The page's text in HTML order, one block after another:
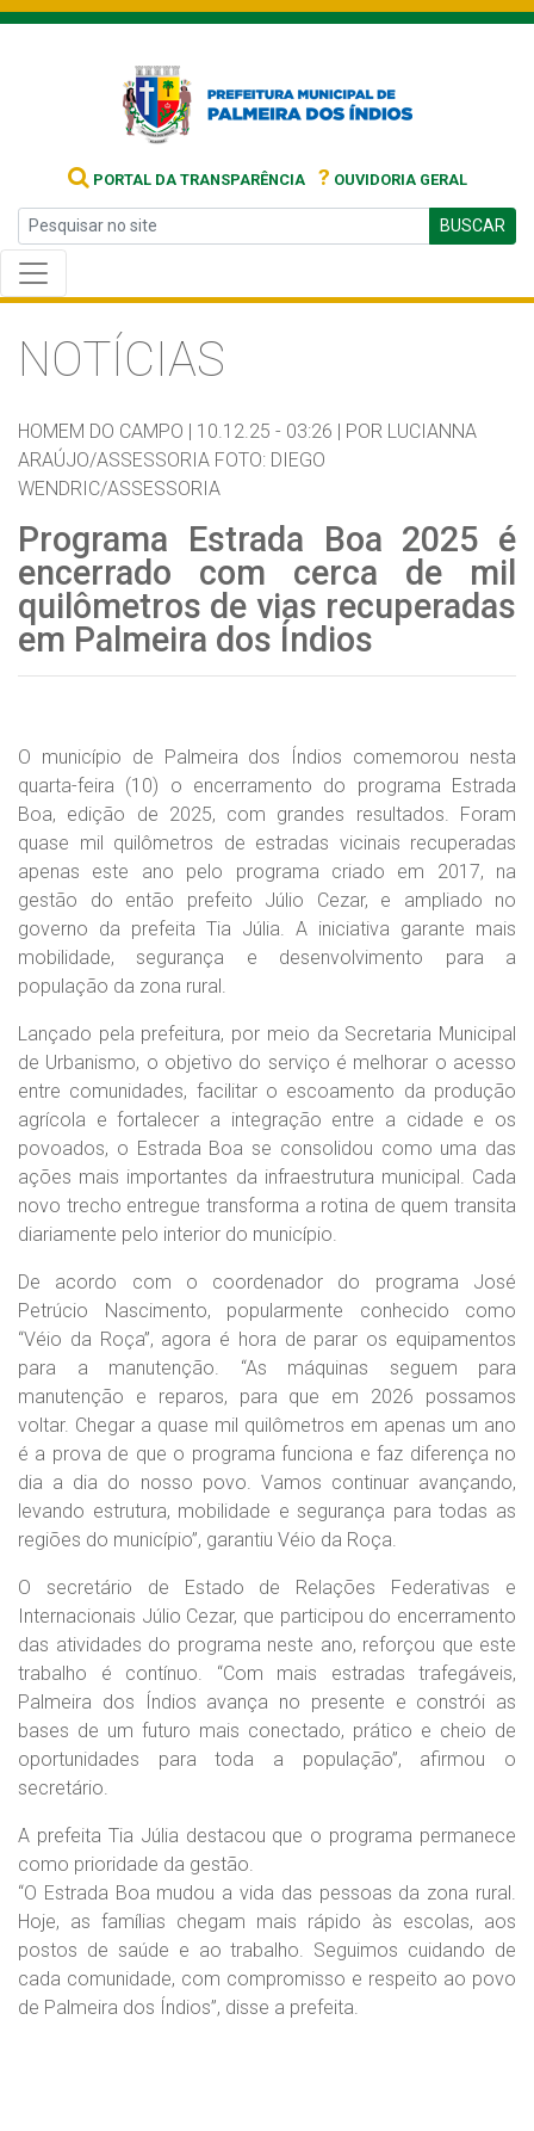
PORTAL DA TRANSPARÊNCIA ? OUVIDORIA GERAL
BUSCAR
NOTÍCIAS
HOMEM DO CAMPO | 10.12.25 - 03:26 | POR LUCIANNA
ARAÚJO/ASSESSORIA FOTO: DIEGO
WENDRIC/ASSESSORIA
Programa Estrada Boa 2025 é
encerrado com cerca de mil
quilômetros de vias recuperadas
em Palmeira dos Índios
O município de Palmeira dos Índios comemorou nesta
quarta-feira (10) o encerramento do programa Estrada
Boa, edição de 2025, com grandes resultados. Foram
quase mil quilômetros de estradas vicinais recuperadas
apenas este ano pelo programa criado em 2017, na
gestão do então prefeito Júlio Cezar, e ampliado no
governo da prefeita Tia Júlia. A iniciativa garante mais
mobilidade, segurança e desenvolvimento para a
população da zona rural.
Lançado pela prefeitura, por meio da Secretaria Municipal
de Urbanismo, o objetivo do serviço é melhorar o acesso
entre comunidades, facilitar o escoamento da produção
agrícola e fortalecer a integração entre a cidade e os
povoados, o Estrada Boa se consolidou como uma das
ações mais importantes da infraestrutura municipal. Cada
novo trecho entregue transforma a rotina de quem transita
diariamente pelo interior do município.
De acordo com o coordenador do programa José
Petrúcio Nascimento, popularmente conhecido como
“Véio da Roça”, agora é hora de parar os equipamentos
para a manutenção. “As máquinas seguem para
manutenção e reparos, para que em 2026 possamos
voltar. Chegar a quase mil quilômetros em apenas um ano
é a prova de que o programa funciona e faz diferença no
dia a dia do nosso povo. Vamos continuar avançando,
levando estrutura, mobilidade e segurança para todas as
regiões do município”, garantiu Véio da Roça.
O secretário de Estado de Relações Federativas e
Internacionais Júlio Cezar, que participou do encerramento
das atividades do programa neste ano, reforçou que este
trabalho é contínuo. “Com mais estradas trafegáveis,
Palmeira dos Índios avança no presente e constrói as
bases de um futuro mais conectado, prático e cheio de
oportunidades para toda a população”, afirmou o
secretário.
A prefeita Tia Júlia destacou que o programa permanece
como prioridade da gestão.
“O Estrada Boa mudou a vida das pessoas da zona rural.
Hoje, as famílias chegam mais rápido às escolas, aos
postos de saúde e ao trabalho. Seguimos cuidando de
cada comunidade, com compromisso e respeito ao povo
de Palmeira dos Índios”, disse a prefeita.